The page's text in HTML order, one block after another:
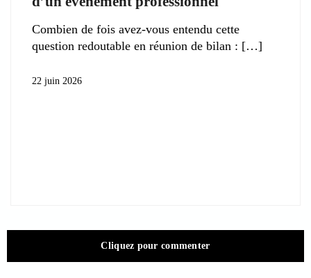
Combien de fois avez-vous entendu cette
question redoutable en réunion de bilan :
22 juin 2026
Cliquez pour commenter